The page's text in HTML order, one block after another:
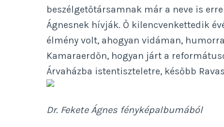
beszélgetőtársamnak már a neve is
Ágnesnek hívják. Ő kilencvenkettedik
élmény volt, ahogyan vidáman,
Kamaraerdőn, hogyan járt a
Árvaházba istentiszteletre, később
Dr. Fekete Ágnes fényképalbumából